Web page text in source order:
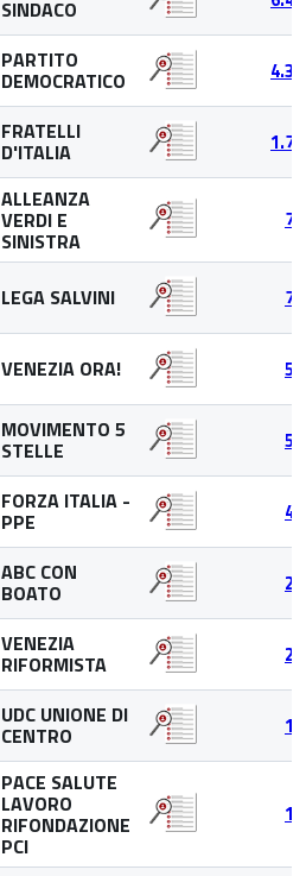
SINDACO
PARTITO
DEMOCRATICO
FRATELLI
D'ITALIA
ALLEANZA
VERDI E
SINISTRA
LEGA SALVINI
VENEZIA ORA!
MOVIMENTO 5
STELLE
FORZA ITALIA -
PPE
ABC CON
BOATO
VENEZIA
RIFORMISTA
UDC UNIONE DI
CENTRO
PACE SALUTE
LAVORO
RIFONDAZIONE
PCI